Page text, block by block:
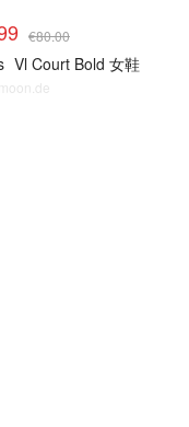
€80.00
Vl Court Bold 女鞋